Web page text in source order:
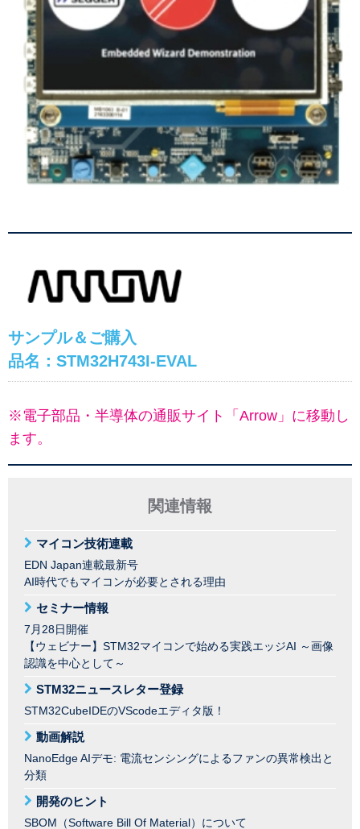
サンプル＆ご購入
品名：STM32H743I-EVAL
※電子部品・半導体の通販サイト「Arrow」に移動し
ます。
関連情報
マイコン技術連載
EDN Japan連載最新号
AI時代でもマイコンが必要とされる理由
セミナー情報
7月28日開催
【ウェビナー】STM32マイコンで始める実践エッジAI ～画像
認識を中心として～
STM32ニュースレター登録
STM32CubeIDEのVScodeエディタ版！
動画解説
NanoEdge AIデモ: 電流センシングによるファンの異常検出と
分類
開発のヒント
SBOM（Software Bill Of Material）について